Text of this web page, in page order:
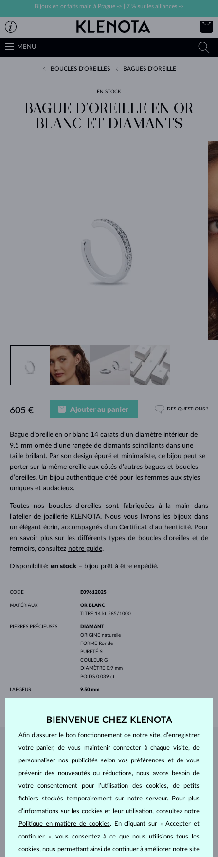
Bijoux en or faits main à Prague -> 7 % sur les alliances ->
MENU
BOUCLES D'OREILLES BAGUES D'OREILLE
EN STOCK
BAGUE D’OREILLE EN OR
BLANC ET DIAMANTS
Bague d’oreille en or blanc 14 carats d'un diamètre intérieur de
9,5 mm ornée d'une rangée de diamants scintillants dans une
taille brillant. Par son design épuré et minimaliste, ce bijou peut se
porter sur la même oreille aux côtés d’autres bagues et boucles
d’oreilles. Un bijou authentique créé pour les femmes aux styles
uniques et audacieux.
Toutes nos boucles d'oreilles sont fabriquées à la main dans
l'atelier de joaillerie KLENOTA. Nous vous livrons les bijoux dans
un élégant écrin, accompagnés d'un Certificat d'authenticité. Pour
en savoir plus sur les différents types de boucles d'oreilles et de
fermoirs, consultez notre guide.
Disponibilité: en stock– bijou prêt à être expédié.
605 € Ajouter au panier DES QUESTIONS ?
CODE E0961202S
MATÉRIAUX
OR BLANC
TITRE 14 kt 585/1000
PIERRES PRÉCIEUSES
DIAMANT
ORIGINE naturelle
FORME Ronde
PURETÉ SI
COULEUR G
DIAMÈTRE 0.9 mm
POIDS 0.039 ct
LARGEUR 9.50 mm
BIJOUX DEL'ATELIER KLENOTA
BIENVENUE CHEZ KLENOTA
Afin d’assurer le bon fonctionnement de notre site, d’enregistrer
votre panier, de vous maintenir connecter à chaque visite, de
personnaliser nos publicités selon vos préférences et de vous
prévenir des nouveautés ou réductions, nous avons besoin de
votre consentement pour l’utilisation des cookies, de petits
fichiers stockés temporairement sur notre serveur. Pour plus
d’informations sur les cookies et leur utilisation, consultez notre
Politique en matière de cookies. En cliquant sur « Accepter et
continuer », vous consentez à ce que nous utilisions tous les
cookies, nous permettant ainsi de continuer à améliorer notre site